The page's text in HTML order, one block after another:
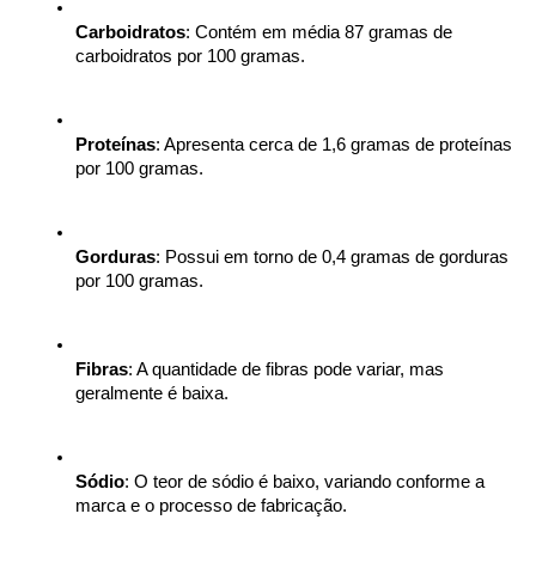
Carboidratos: Contém em média 87 gramas de
carboidratos por 100 gramas.
Proteínas: Apresenta cerca de 1,6 gramas de proteínas
por 100 gramas.
Gorduras: Possui em torno de 0,4 gramas de gorduras
por 100 gramas.
Fibras: A quantidade de fibras pode variar, mas
geralmente é baixa.
Sódio: O teor de sódio é baixo, variando conforme a
marca e o processo de fabricação.